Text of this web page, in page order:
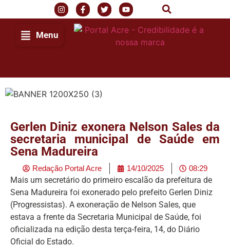
Menu
Gerlen Diniz exonera Nelson Sales da
secretaria municipal de Saúde em
Sena Madureira
Redação Portal Acre 14/10/2025 08:29
Mais um secretário do primeiro escalão da prefeitura de
Sena Madureira foi exonerado pelo prefeito Gerlen Diniz
(Progressistas). A exoneração de Nelson Sales, que
estava a frente da Secretaria Municipal de Saúde, foi
oficializada na edição desta terça-feira, 14, do Diário
Oficial do Estado.